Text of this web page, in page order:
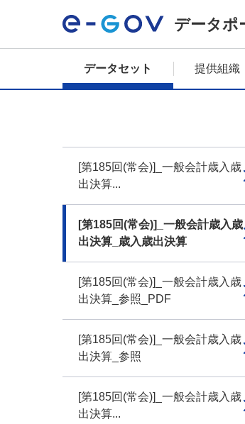
データポ
データセット 提供組織
[第185回(常会)]_一般会計歳入歳
出決算...
[第185回(常会)]_一般会計歳入歳
出決算_歳入歳出決算
[第185回(常会)]_一般会計歳入歳
出決算_参照_PDF
[第185回(常会)]_一般会計歳入歳
出決算_参照
[第185回(常会)]_一般会計歳入歳
出決算...